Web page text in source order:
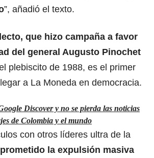
”, añadió el texto.
que hizo campaña a favor
del general Augusto Pinochet
plebiscito de 1988, es el primer
a La Moneda en democracia.
Discover y no se pierda las noticias
de Colombia y el mundo
con otros líderes ultra de la
la expulsión masiva